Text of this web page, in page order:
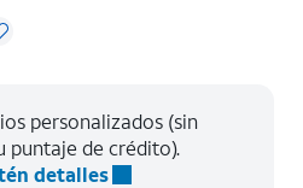
personalizados (sin
puntaje de crédito).
detalles